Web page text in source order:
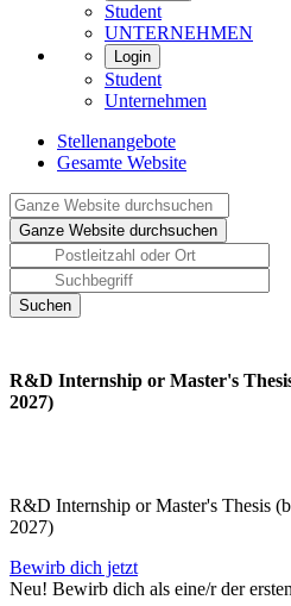
Student
UNTERNEHMEN
Login
Student
Unternehmen
Stellenangebote
Gesamte Website
R&D Internship or Master's
2027)
R&D Internship or Master's Thesis
2027)
Bewirb dich jetzt
Neu! Bewirb dich als eine/r der ersten